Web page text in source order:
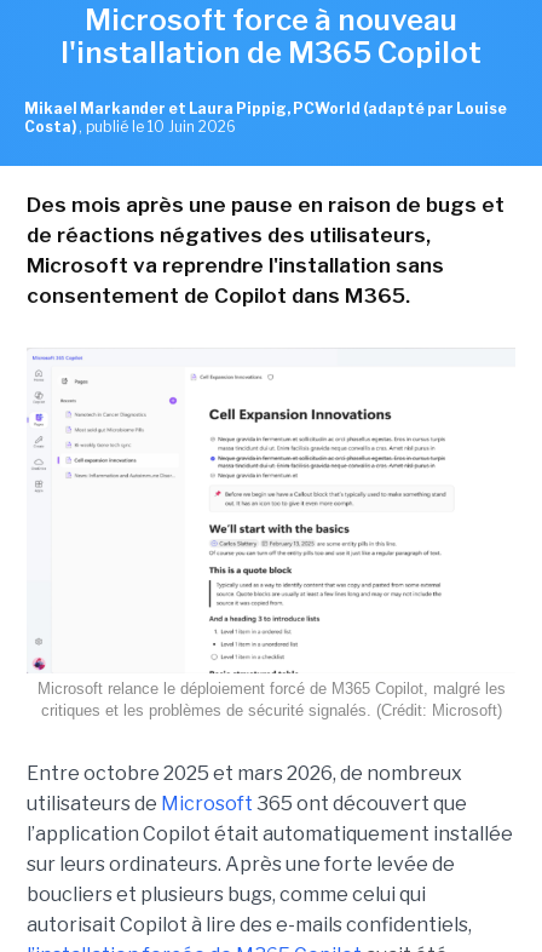
Microsoft force à nouveau
l'installation de M365 Copilot
Mikael Markander et Laura Pippig, PCWorld (adapté par Louise
Costa) , publié le 10 Juin 2026
Des mois après une pause en raison de bugs et
de réactions négatives des utilisateurs,
Microsoft va reprendre l'installation sans
consentement de Copilot dans M365.
Microsoft relance le déploiement forcé de M365 Copilot, malgré les
critiques et les problèmes de sécurité signalés. (Crédit: Microsoft)
Entre octobre 2025 et mars 2026, de nombreux
utilisateurs de Microsoft 365 ont découvert que
l’application Copilot était automatiquement installée
sur leurs ordinateurs. Après une forte levée de
boucliers et plusieurs bugs, comme celui qui
autorisait Copilot à lire des e-mails confidentiels,